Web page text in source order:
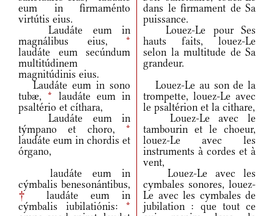
eum in firmaménto
virtútis eius.
dans le firmament de Sa
puissance.
Laudáte eum in
magnálibus eius, *
laudáte eum secúndum
multitúdinem
magnitúdinis eius.
Louez-Le pour Ses
hauts faits, louez-Le
selon la multitude de Sa
grandeur.
Laudáte eum in sono
tubæ,* laudáte eum in
psaltério et cíthara,
Louez-Le au son de la
trompette, louez-Le avec
le psaltérion et la cithare,
Laudáte eum in
týmpano et choro, *
laudáte eum in chordis et
órgano,
Louez-Le avec le
tambourin et le choeur,
louez-Le avec les
instruments à cordes et à
vent,
laudáte eum in
cýmbalis benesonántibus,
†
laudáte eum in
cýmbalis iubilatiónis: *
Louez-Le avec les
cymbales sonores, louez-
Le avec les cymbales de
jubilation : que tout ce